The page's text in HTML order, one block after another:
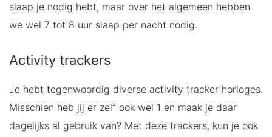
slaap je nodig hebt, maar over het algemeen hebben
we wel 7 tot 8 uur slaap per nacht nodig.
Activity trackers
Je hebt tegenwoordig diverse activity tracker horloges.
Misschien heb jij er zelf ook wel 1 en maak je daar
dagelijks al gebruik van? Met deze trackers, kun je ook